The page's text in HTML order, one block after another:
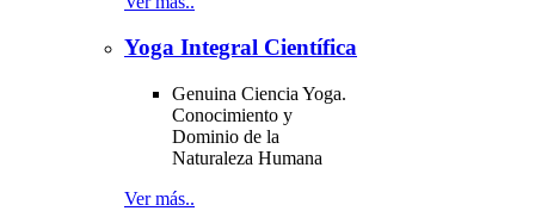
Yoga Integral Científica
Genuina Ciencia Yoga.
Conocimiento y
Dominio de la
Naturaleza Humana
Ver más..